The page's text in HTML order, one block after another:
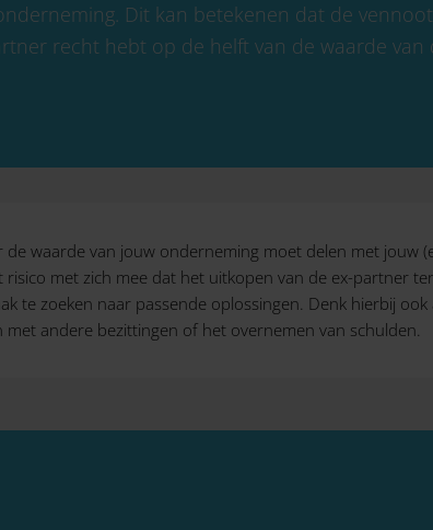
Dit kan betekenen dat de
recht hebt op de helft van de waarde
waarde van jouw onderneming moet delen met jouw
met zich mee dat het uitkopen van de ex-partner
te zoeken naar passende oplossingen. Denk hierbij
andere bezittingen of het overnemen van schulden.